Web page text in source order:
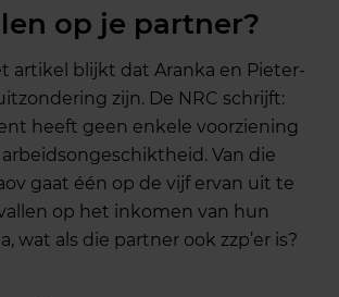
op je partner?
artikel blijkt dat Aranka en Pieter-
zijn. De NRC schrijft:
heeft geen enkele voorziening
Van die
gaat één op de vijf ervan uit te
op het inkomen van hun
wat als die partner ook zzp’er is?